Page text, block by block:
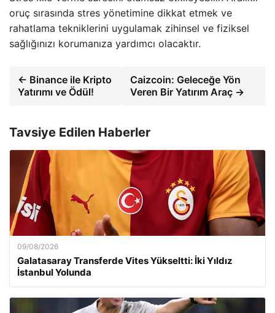
oruç sırasında stres yönetimine dikkat etmek ve
rahatlama tekniklerini uygulamak zihinsel ve fiziksel
sağlığınızı korumanıza yardımcı olacaktır.
← Binance ile Kripto
Yatırımı ve Ödül!
Caizcoin: Geleceğe Yön
Veren Bir Yatırım Araç →
Tavsiye Edilen Haberler
09/08/2026
Galatasaray Transferde Vites Yükseltti: İki Yıldız
İstanbul Yolunda